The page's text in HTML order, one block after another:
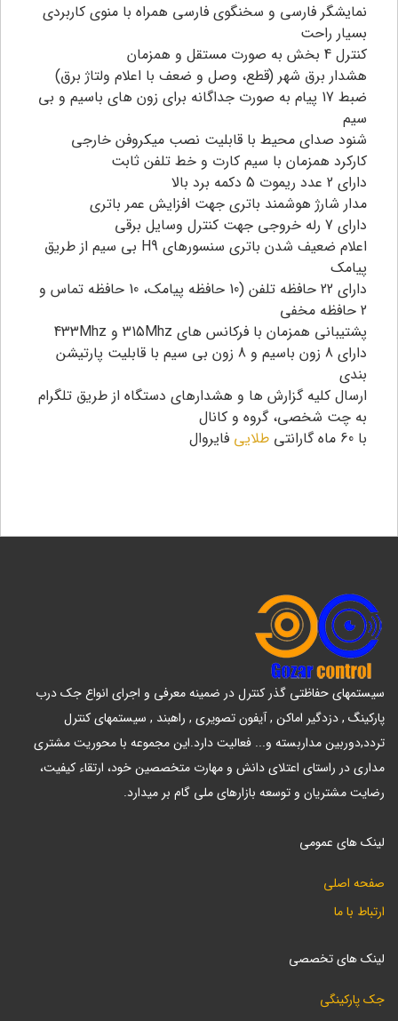
نمایشگر فارسی و سخنگوی فارسی همراه با منوی کاربردی
بسیار راحت
کنترل 4 بخش به صورت مستقل و همزمان
هشدار برق شهر (قطع، وصل و ضعف با اعلام ولتاژ برق)
ضبط 17 پیام به صورت جداگانه برای زون های باسیم و بی
سیم
شنود صدای محیط با قابلیت نصب میکروفن خارجی
کارکرد همزمان با سیم کارت و خط تلفن ثابت
دارای 2 عدد ریموت 5 دکمه برد بالا
مدار شارژ هوشمند باتری جهت افزایش عمر باتری
دارای 7 رله خروجی جهت کنترل وسایل برقی
اعلام ضعیف شدن باتری سنسورهای H9 بی سیم از طریق
پیامک
دارای 22 حافظه تلفن (10 حافظه پیامک، 10 حافظه تماس و
2 حافظه مخفی
پشتیبانی همزمان با فرکانس های 315Mhz و 433Mhz
دارای 8 زون باسیم و 8 زون بی سیم با قابلیت پارتیشن
بندی
ارسال کلیه گزارش ها و هشدارهای دستگاه از طریق تلگرام
به چت شخصی، گروه و کانال
با 60 ماه گارانتی
طلایی فایروال
سیستمهای حفاظتی گذر کنترل در ضمینه معرفی و اجرای انواع جک درب
پارکینگ , دزدگیر اماکن , آیفون تصویری , راهبند , سیستمهای کنترل
تردد,دوربین مداربسته و... فعالیت دارد.این مجموعه با محوریت مشتری
مداری در راستای اعتلای دانش و مهارت متخصصین خود، ارتقاء کیفیت،
رضایت مشتریان و توسعه بازارهای ملی گام بر میدارد.
لینک های عمومی
صفحه اصلی
ارتباط با ما
لینک های تخصصی
جک پارکینگی